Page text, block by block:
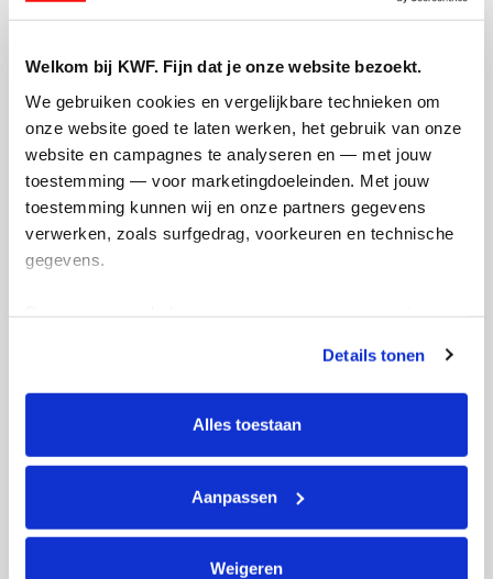
Welkom bij KWF. Fijn dat je onze website bezoekt.
We gebruiken cookies en vergelijkbare technieken om
onze website goed te laten werken, het gebruik van onze
website en campagnes te analyseren en — met jouw
toestemming — voor marketingdoeleinden. Met jouw
toestemming kunnen wij en onze partners gegevens
verwerken, zoals surfgedrag, voorkeuren en technische
gegevens.
tonen. Je kunt je toestemming op elk moment wijzigen of
intrekken via Cookie instellingen onderaan de pagina. De
lijst met cookies is te vinden in het tabblad “details”.
Details tonen
Alles toestaan
Aanpassen
Weigeren
Referentie
Ik wil bijdragen aan de transactiekosten
en betaal €0.75 extra.
€2.716 €1.000
Doneer Word lid van mijn team